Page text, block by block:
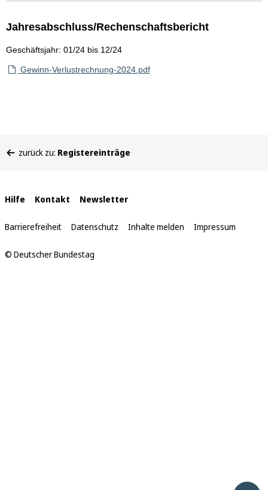
Jahresabschluss/Rechenschaftsbericht
Geschäftsjahr: 01/24 bis 12/24
Gewinn-Verlustrechnung-2024.pdf
befinden
zurück zu: Registereinträge
Interne
Links
Hilfe Kontakt Newsletter
Barrierefreiheit Datenschutz Inhalte melden Impressum
© Deutscher Bundestag